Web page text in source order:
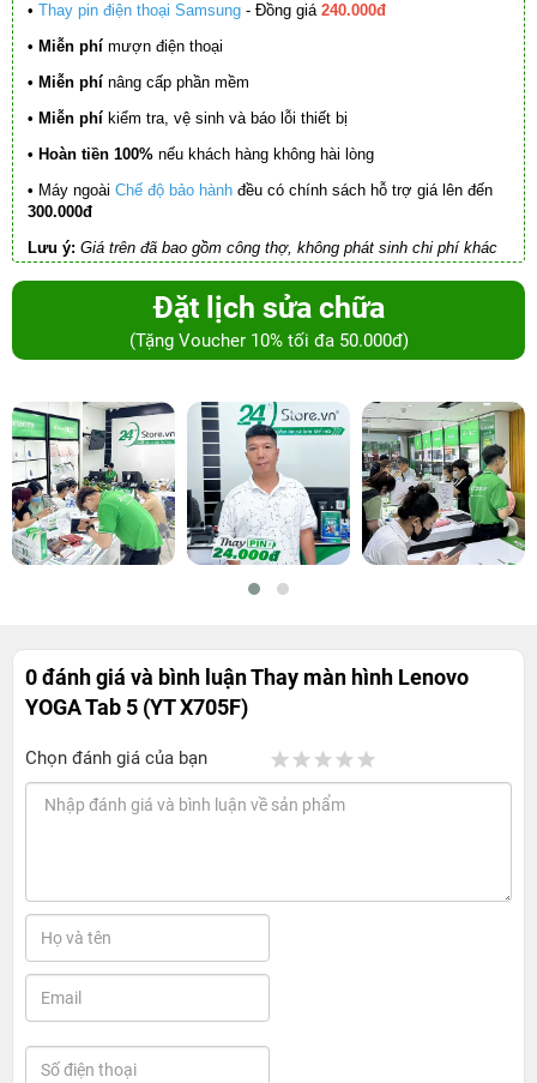
• Thay pin điện thoại Samsung - Đồng giá 240.000đ
• Miễn phí mượn điện thoại
• Miễn phí nâng cấp phần mềm
• Miễn phí kiểm tra, vệ sinh và báo lỗi thiết bị
• Hoàn tiền 100% nếu khách hàng không hài lòng
• Máy ngoài Chế độ bảo hành đều có chính sách hỗ trợ giá lên đến
300.000đ
Lưu ý: Giá trên đã bao gồm công thợ, không phát sinh chi phí khác
Đặt lịch sửa chữa
(Tặng Voucher 10% tối đa 50.000đ)
0 đánh giá và bình luậnThay màn hình Lenovo
YOGA Tab 5 (YT X705F)
Chọn đánh giá của bạn